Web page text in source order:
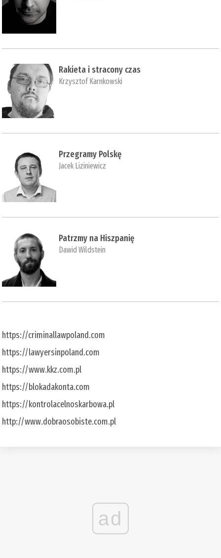
Rakieta i stracony czas
Krzysztof Karnkowski
Przegramy Polskę
Jacek Liziniewicz
Patrzmy na Hiszpanię
Dawid Wildstein
https://criminallawpoland.com
https://lawyersinpoland.com
https://www.kkz.com.pl
https://blokadakonta.com
https://kontrolacelnoskarbowa.pl
http://www.dobraosobiste.com.pl
ad